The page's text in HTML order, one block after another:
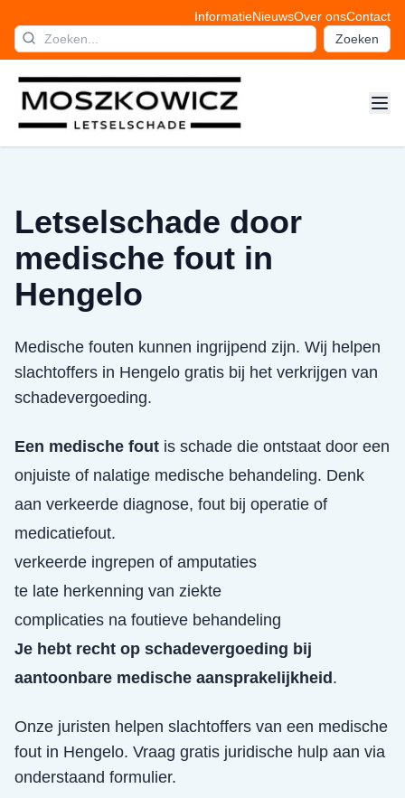
InformatieNieuwsOver onsContact
Zoeken
Letselschade door
medische fout in
Hengelo
Medische fouten kunnen ingrijpend zijn. Wij helpen
slachtoffers in Hengelo gratis bij het verkrijgen van
schadevergoeding.
Een medische fout is schade die ontstaat door een
onjuiste of nalatige medische behandeling. Denk
aan verkeerde diagnose, fout bij operatie of
medicatiefout.
verkeerde ingrepen of amputaties
te late herkenning van ziekte
complicaties na foutieve behandeling
Je hebt recht op schadevergoeding bij
aantoonbare medische aansprakelijkheid .
Onze juristen helpen slachtoffers van een medische
fout in Hengelo. Vraag gratis juridische hulp aan via
onderstaand formulier.